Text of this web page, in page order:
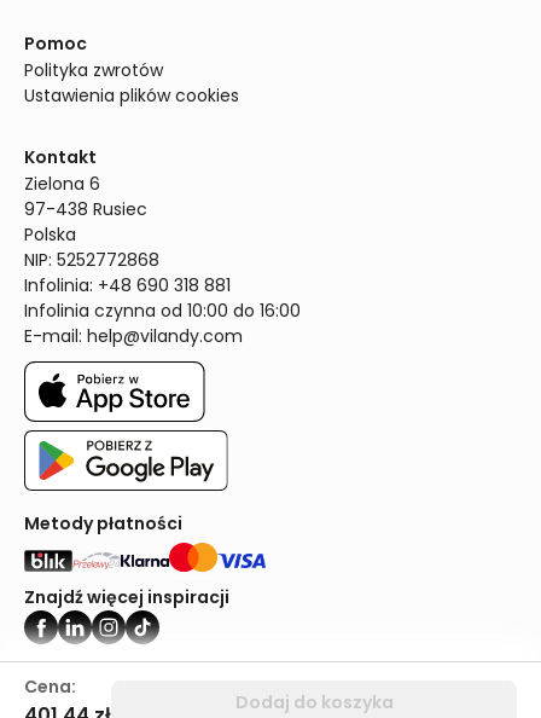
Cena:
Dodaj do koszyka
Pomoc
Polityka zwrotów
Ustawienia plików cookies
Kontakt
Zielona 6
97-438 Rusiec
Polska
NIP: 5252772868
Infolinia: +48 690 318 881
Infolinia czynna od 10:00 do 16:00
E-mail: help@vilandy.com
Metody płatności
Znajdź więcej inspiracji
Vilandy ©2024